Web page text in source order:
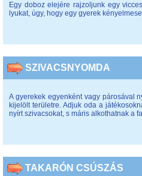
Egy doboz elejére rajzoljunk egy
lyukat, úgy, hogy egy gyerek
SZIVACSNYOMDA
A gyerekek egyenként vagy párosával
kijelölt területre. Adjuk oda a
nyírt szivacsokat, s máris alkothatnak a
TAKARÓN CSÚSZÁS